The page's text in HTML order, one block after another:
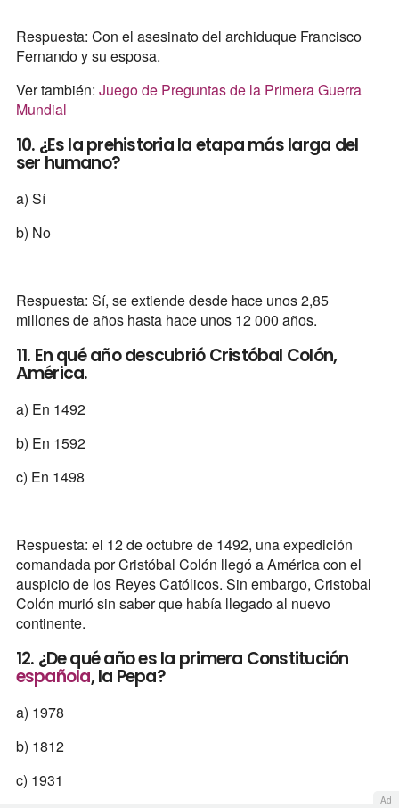
Respuesta: Con el asesinato del archiduque Francisco
Fernando y su esposa.
Ver también: Juego de Preguntas de la Primera Guerra
Mundial
10. ¿Es la prehistoria la etapa más larga del
ser humano?
a) Sí
b) No
Respuesta: Sí, se extiende desde hace unos 2,85
millones de años hasta hace unos 12 000 años.
11. En qué año descubrió Cristóbal Colón,
América.
a) En 1492
b) En 1592
c) En 1498
Respuesta: el 12 de octubre de 1492, una expedición
comandada por Cristóbal Colón llegó a América con el
auspicio de los Reyes Católicos. Sin embargo, Cristobal
Colón murió sin saber que había llegado al nuevo
continente.
12. ¿De qué año es la primera Constitución
española, la Pepa?
a) 1978
b) 1812
c) 1931
Ad